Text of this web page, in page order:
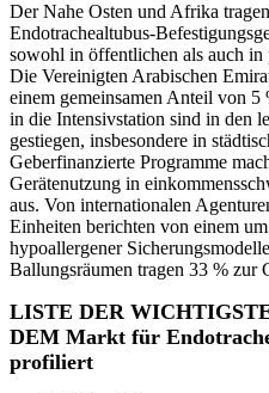
Der Nahe Osten und Afrika
Endotrachealtubus-
sowohl in öffentlichen als auch in
Die Vereinigten Arabischen
einem gemeinsamen Anteil von
in die Intensivstation sind in den
gestiegen, insbesondere in
Geberfinanzierte Programme
Gerätenutzung in
aus. Von internationalen
Einheiten berichten von einem
hypoallergener
Ballungsräumen tragen 33 % zur
LISTE DER
DEM Markt für
profiliert